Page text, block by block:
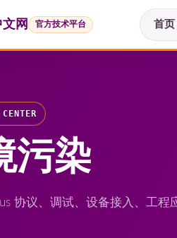
网 官方技术平台 首页
污染
协议、调试、设备接入、工